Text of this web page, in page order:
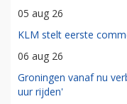
05 aug 26
KLM stelt eerste
06 aug 26
Groningen vanaf nu
uur rijden'